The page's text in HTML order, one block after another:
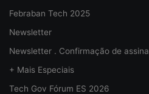
Febraban Tech 2025
Newsletter
Newsletter . Confirmação de
+ Mais Especiais
Tech Gov Fórum ES 2026